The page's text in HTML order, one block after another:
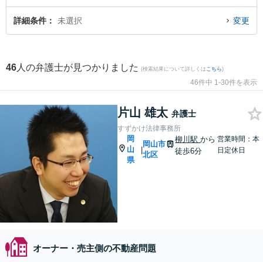
談したい』『オーナー・売主側の不動産問題のトラブル解決の実績豊富な近く
の弁護士を検索したい』『初回相談無料でオーナー・売主側の不動産問題を法
詳細条件 未選択 変更
46 人の弁護士が見つかりました (検索結果について詳しくは こちら)
46件中 1-30件を表示
片山 雄太 弁護士
すずかけ法律事務所
岡
山
県
|
岡山市
北区
柳川駅から
徒歩6分
営業時間：本
日定休日
オーナー・売主側の不動産問題